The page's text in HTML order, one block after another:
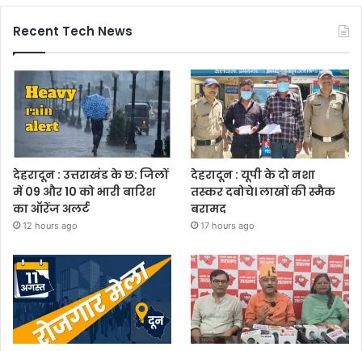
Recent Tech News
देहरादून : उत्तराखंड के छ: जिलों
में 09 और 10 को भारी बारिश
का ऑरेंज अलर्ट
12 hours ago
देहरादून : यूपी के दो नशा
तस्कर दबोचे। लाखों की स्मैक
बरामद
17 hours ago